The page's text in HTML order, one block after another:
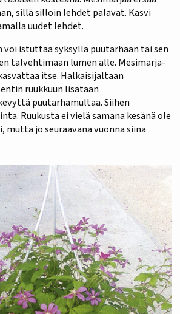
sillä silloin lehdet palavat. Kasvi
uudet lehdet.
voi istuttaa syksyllä puutarhaan tai sen
talvehtimaan lumen alle. Mesimarja-
itse. Halkaisijaltaan
ruukkuun lisätään
puutarhamultaa. Siihen
Ruukusta ei vielä samana kesänä ole
mutta jo seuraavana vuonna siinä